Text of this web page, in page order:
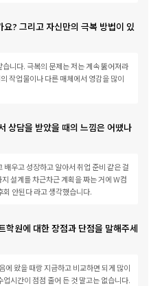
? 그리고 자신만의 극복 방법이 있
니다. 극복의 문제는 저는 계속 뚫어져라
작업물이나 다른 매체에서 영감을 많이
상담을 받았을 때의 느낌은 어땠나
배우고 성장하고 알아서 취업 준비 같은 걸
설계를 차근차근 계획을 짜는 거에 W컴
안된다 라고 생각했습니다.
학원에 대한 장점과 단점을 말해주세
에 왔을 때랑 지금하고 비교하면 되게 많이
시간이 점점 줄어 든 것 말고는 없습니다.